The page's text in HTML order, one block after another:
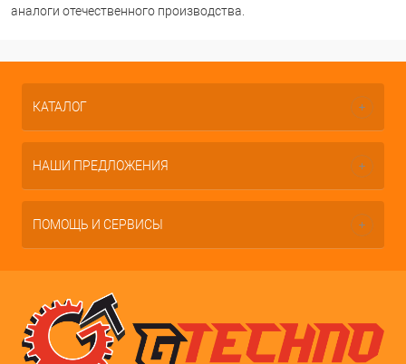
аналоги отечественного производства.
КАТАЛОГ
НАШИ ПРЕДЛОЖЕНИЯ
ПОМОЩЬ И СЕРВИСЫ